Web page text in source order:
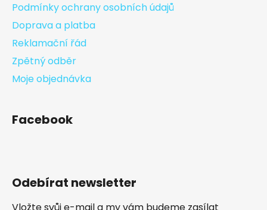
Podmínky ochrany osobních údajů
Doprava a platba
Reklamační řád
Zpětný odběr
Moje objednávka
Facebook
Odebírat newsletter